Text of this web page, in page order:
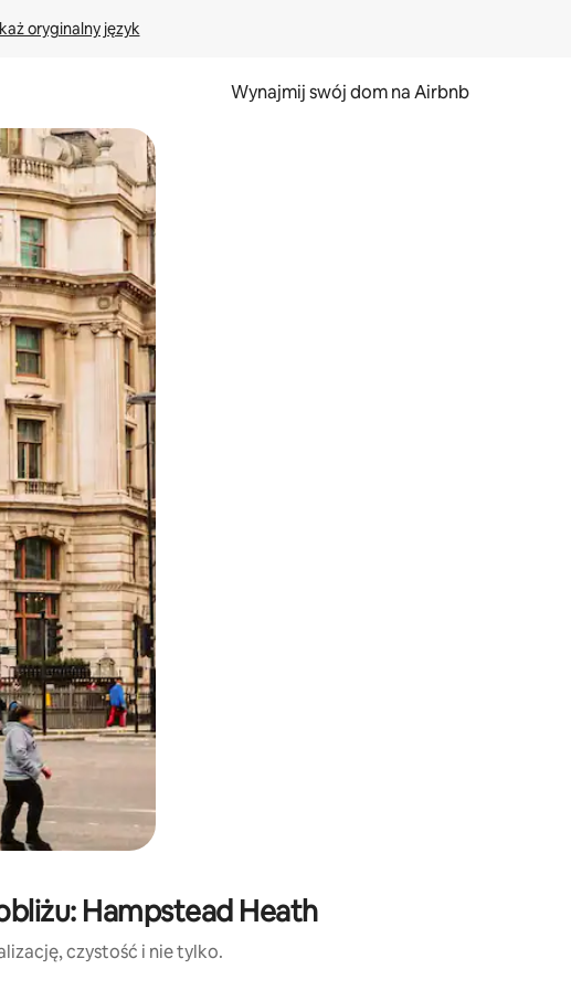
oryginalny język
Wynajmij swój dom na Airbnb
je za pomocą gestów dotykowych lub przesuwania.
Hampstead Heath
czystość i nie tylko.